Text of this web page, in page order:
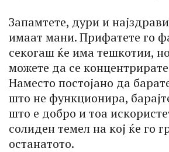
Запамтете, дури и
имаат мани. Прифатете го
секогаш ќе има тешкотии,
можете да се
Наместо постојано да
што не функционира,
што е добро и тоа
солиден темел на кој ќе го
останатото.